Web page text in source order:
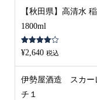
【秋田県】高清水
1800ml
5段階中
4.00の評
¥2,640 税込
伊勢屋酒造 スカー
チ１